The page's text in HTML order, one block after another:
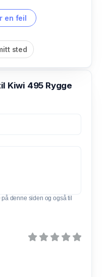
en feil
sted
Kiwi 495 Rygge
denne siden og også til